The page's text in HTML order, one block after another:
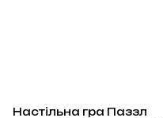
Настільна гра Паззл